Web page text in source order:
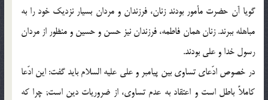
گویا آن حضرت مأمور بودند زنان، فرزندان و مردان بسیار نزدیک خود را به
مباهله ببرند. زنان همان فاطمه، فرزندان نیز حسن و حسین و منظور از مردان
رسول خدا و على بودند.
در خصوص ادّعاى تساوى بین پیامبر و على علیه السلام باید گفت: این ادّعا
کاملاً باطل است و اعتقاد به عدم تساوى، از ضروریات دین است; چرا که